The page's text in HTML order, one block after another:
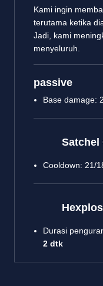
Kami ingin
terutama ketika
Jadi, kami
menyeluruh.
passive
Base damage:
Satchel
Cooldown: 21/
Durasi
2 dtk